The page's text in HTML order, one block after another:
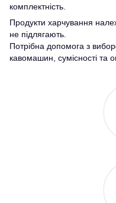
комплектність.
Продукти харчування
не підлягають.
Потрібна допомога з
кавомашин, сумісності та